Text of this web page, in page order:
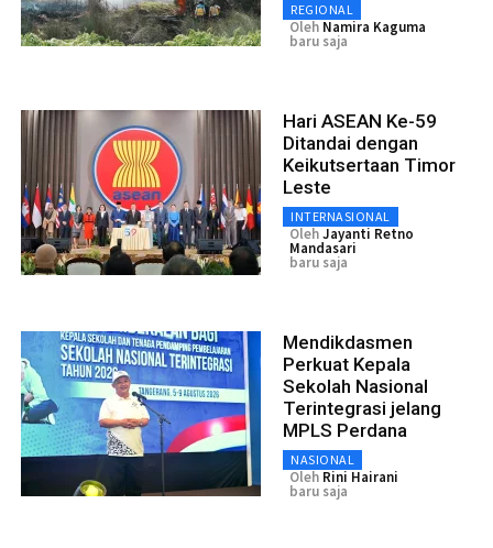
REGIONAL
Oleh Namira Kaguma
baru saja
Hari ASEAN Ke-59
Ditandai dengan
Keikutsertaan Timor
Leste
INTERNASIONAL
OlehJayanti Retno
Mandasari
baru saja
Mendikdasmen
Perkuat Kepala
Sekolah Nasional
Terintegrasi jelang
MPLS Perdana
NASIONAL
Oleh Rini Hairani
baru saja